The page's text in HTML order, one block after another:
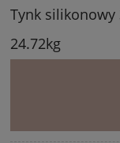
Tynk silikonowy
24.72kg